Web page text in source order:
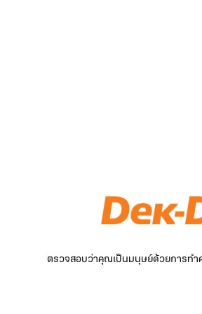
ตรวจสอบว่าคุณเป็นมนุษย์ด้วยการทำ